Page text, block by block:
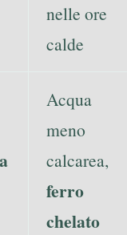
nelle ore
calde
Acqua
meno
calcarea,
ferro
chelato